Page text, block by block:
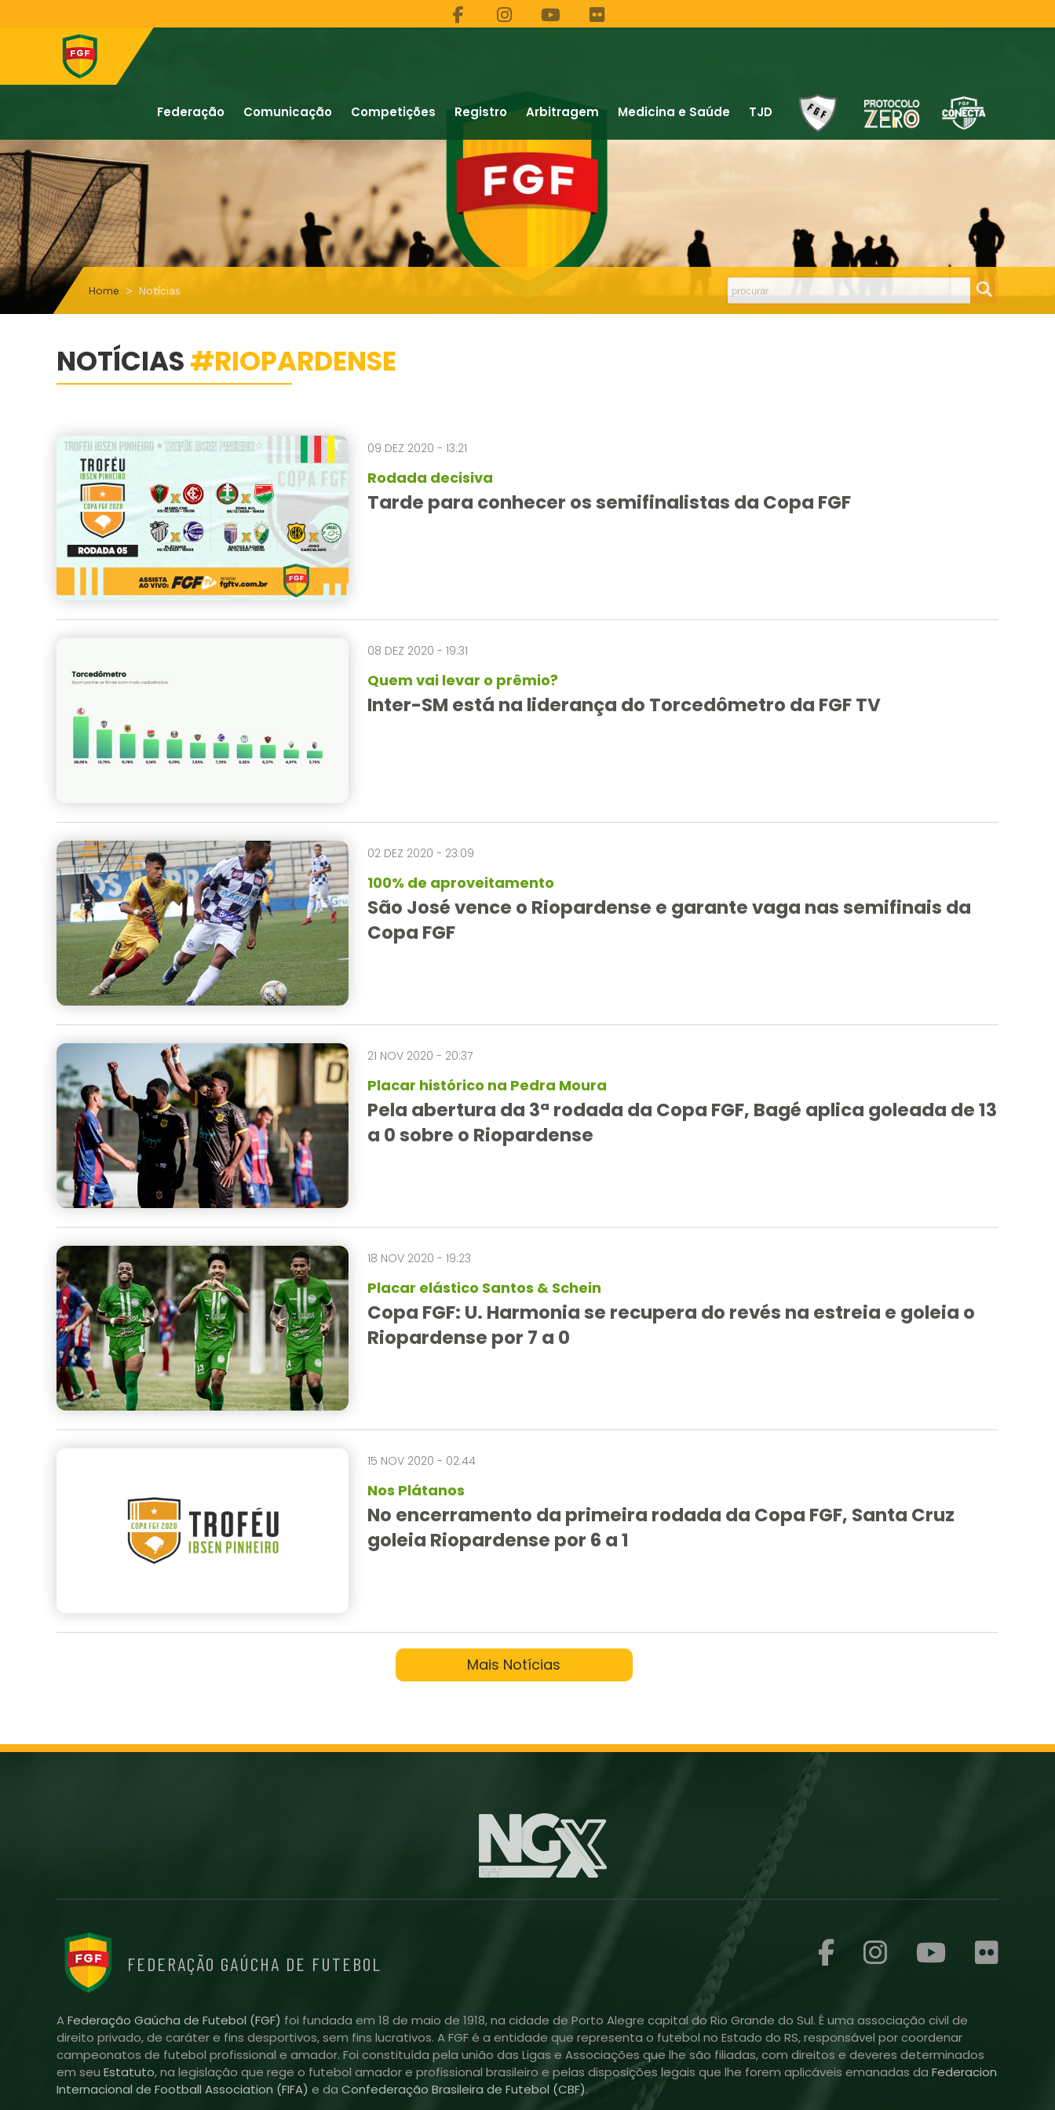
Federação Comunicação Competições Registro Arbitragem Medicina e Saúde TJD
Home Notícias
NOTÍCIAS#RIOPARDENSE
09 DEZ 2020 - 13:21
Rodada decisiva
Tarde para conhecer os semifinalistas da Copa FGF
08 DEZ 2020 - 19:31
Quem vai levar o prêmio?
Inter-SM está na liderança do Torcedômetro da FGF TV
02 DEZ 2020 - 23:09
100% de aproveitamento
São José vence o Riopardense e garante vaga nas semifinais da
Copa FGF
21 NOV 2020 - 20:37
Placar histórico na Pedra Moura
Pela abertura da 3ª rodada da Copa FGF, Bagé aplica goleada de 13
a 0 sobre o Riopardense
18 NOV 2020 - 19:23
Placar elástico Santos & Schein
Copa FGF: U. Harmonia se recupera do revés na estreia e goleia o
Riopardense por 7 a 0
15 NOV 2020 - 02:44
Nos Plátanos
No encerramento da primeira rodada da Copa FGF, Santa Cruz
goleia Riopardense por 6 a 1
Mais Notícias
FEDERAÇÃO GAÚCHA DE FUTEBOL
AFederação Gaúcha de Futebol (FGF) foi fundada em 18 de maio de 1918, na cidade de Porto Alegre capital do Rio Grande do Sul. É uma associação civil de
direito privado, de caráter e fins desportivos, sem fins lucrativos. A FGF é a entidade que representa o futebol no Estado do RS, responsável por coordenar
campeonatos de futebol profissional e amador. Foi constituída pela união das Ligas e Associações que lhe são filiadas, com direitos e deveres determinados
em seu Estatuto, na legislação que rege o futebol amador e profissional brasileiro e pelas disposições legais que lhe forem aplicáveis emanadas da Federacion
Internacional de Football Association (FIFA) e da Confederação Brasileira de Futebol (CBF).